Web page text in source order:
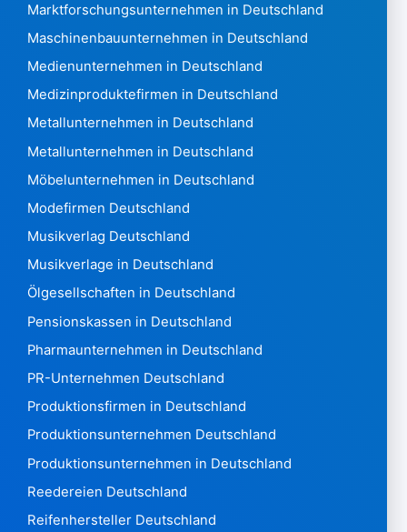
Macao 1,307
Mazedonien 3,874
Madagaskar546
Malawi 1.020
Malediven848
Mali474
Malta 73088
Martinique 39.969
Mauritius 14.383
Mexiko 400.439
Mikronesien240
Moldawien 102.272
Montenegro 31.673 Montserrat14
Marokko 480.143
Mosambik 1.567
Myanmar90
Nauru7
Nepal2.059
Niederlande 3.046.413
Marktforschungsunternehmen in Deutschland
Maschinenbauunternehmen in Deutschland
Medienunternehmen in Deutschland
Medizinproduktefirmen in Deutschland
Metallunternehmen in Deutschland
Metallunternehmen in Deutschland
Möbelunternehmen in Deutschland
Modefirmen Deutschland
Musikverlag Deutschland
Musikverlage in Deutschland
Ölgesellschaften in Deutschland
Pensionskassen in Deutschland
Pharmaunternehmen in Deutschland
PR-Unternehmen Deutschland
Produktionsfirmen in Deutschland
Produktionsunternehmen Deutschland
Produktionsunternehmen in Deutschland
Reedereien Deutschland
Reifenhersteller Deutschland